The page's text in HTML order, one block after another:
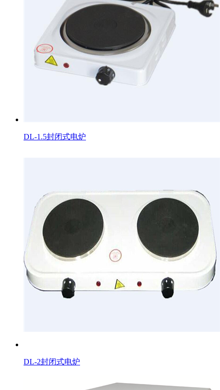
DL-1.5封闭式电炉
DL-2封闭式电炉